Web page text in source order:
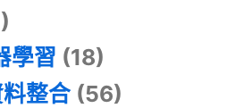
學習 (18)
整合(56)